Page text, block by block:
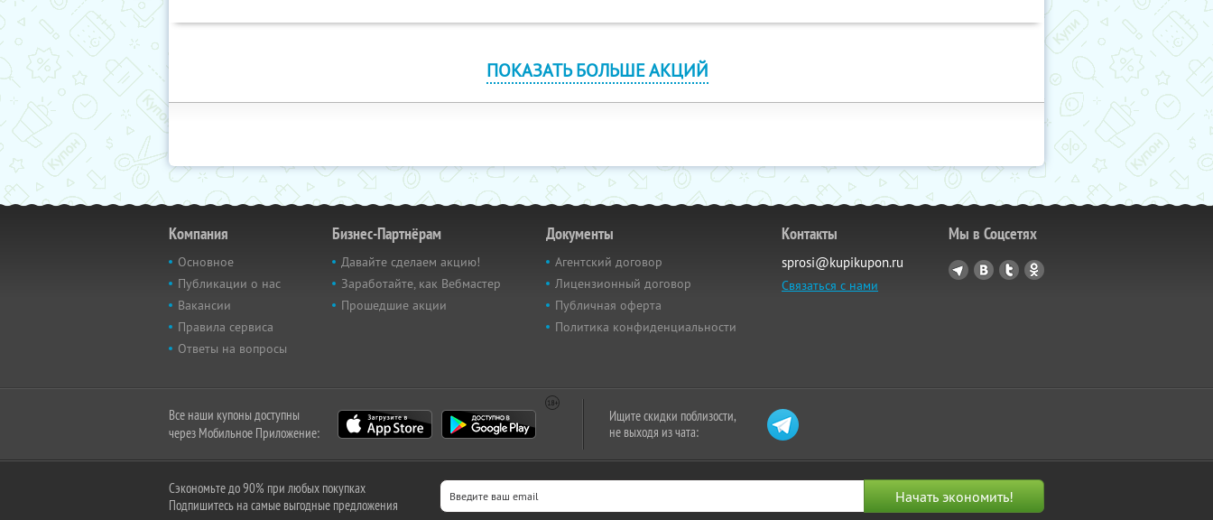
ПОКАЗАТЬ БОЛЬШЕ АКЦИЙ
Компания
Основное
Публикации о нас
Вакансии
Правила сервиса
Ответы на вопросы
Бизнес-Партнёрам
Давайте сделаем акцию!
Заработайте, как Вебмастер
Прошедшие акции
Документы
Агентский договор
Лицензионный договор
Публичная оферта
Политика конфиденциальности
Контакты
sprosi@kupikupon.ru
Связаться с нами
Мы в Соцсетях
Все наши купоны доступны
через Мобильное Приложение:
Ищите скидки поблизости,
не выходя из чата:
Сэкономьте до 90% при любых покупках
Подпишитесь на самые выгодные предложения